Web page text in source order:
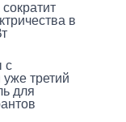
в
с
третий
для